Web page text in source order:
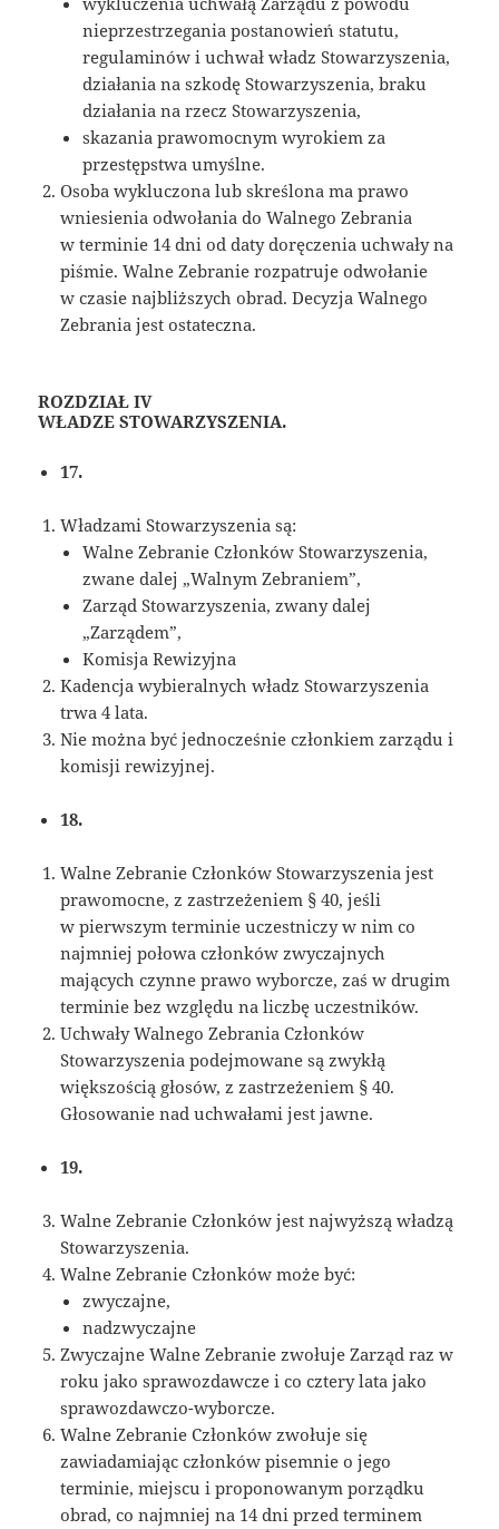
nieprzestrzegania postanowień statutu,
regulaminów i uchwał władz Stowarzyszenia,
działania na szkodę Stowarzyszenia, braku
działania na rzecz Stowarzyszenia,
skazania prawomocnym wyrokiem za
przestępstwa umyślne.
Osoba wykluczona lub skreślona ma prawo
wniesienia odwołania do Walnego Zebrania
w terminie 14 dni od daty doręczenia uchwały na
piśmie. Walne Zebranie rozpatruje odwołanie
w czasie najbliższych obrad. Decyzja Walnego
Zebrania jest ostateczna.
ROZDZIAŁ IV
WŁADZE STOWARZYSZENIA.
17.
Władzami Stowarzyszenia są:
Walne Zebranie Członków Stowarzyszenia,
zwane dalej „Walnym Zebraniem”,
Zarząd Stowarzyszenia, zwany dalej
„Zarządem”,
Komisja Rewizyjna
Kadencja wybieralnych władz Stowarzyszenia
trwa 4 lata.
Nie można być jednocześnie członkiem zarządu i
komisji rewizyjnej.
18.
Walne Zebranie Członków Stowarzyszenia jest
prawomocne, z zastrzeżeniem § 40, jeśli
w pierwszym terminie uczestniczy w nim co
najmniej połowa członków zwyczajnych
mających czynne prawo wyborcze, zaś w drugim
terminie bez względu na liczbę uczestników.
Uchwały Walnego Zebrania Członków
Stowarzyszenia podejmowane są zwykłą
większością głosów, z zastrzeżeniem § 40.
Głosowanie nad uchwałami jest jawne.
19.
Walne Zebranie Członków jest najwyższą władzą
Stowarzyszenia.
Walne Zebranie Członków może być:
zwyczajne,
nadzwyczajne
Zwyczajne Walne Zebranie zwołuje Zarząd raz w
roku jako sprawozdawcze i co cztery lata jako
sprawozdawczo-wyborcze.
Walne Zebranie Członków zwołuje się
zawiadamiając członków pisemnie o jego
terminie, miejscu i proponowanym porządku
obrad, co najmniej na 14 dni przed terminem